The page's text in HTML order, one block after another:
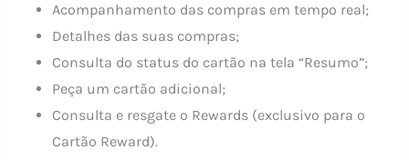
Acompanhamento das compras em tempo real;
Detalhes das suas compras;
Consulta do status do cartão na tela “Resumo”;
Peça um cartão adicional;
Consulta e resgate o Rewards (exclusivo para o
Cartão Reward).